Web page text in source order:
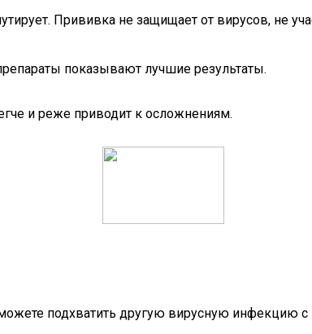
Прививка не защищает от вирусов, не
показывают лучшие результаты.
и реже приводит к осложнениям.
подхватить другую вирусную инфекцию